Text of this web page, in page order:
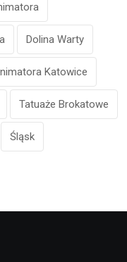
Dolina Warty
Katowice
Tatuaże Brokatowe
Śląsk